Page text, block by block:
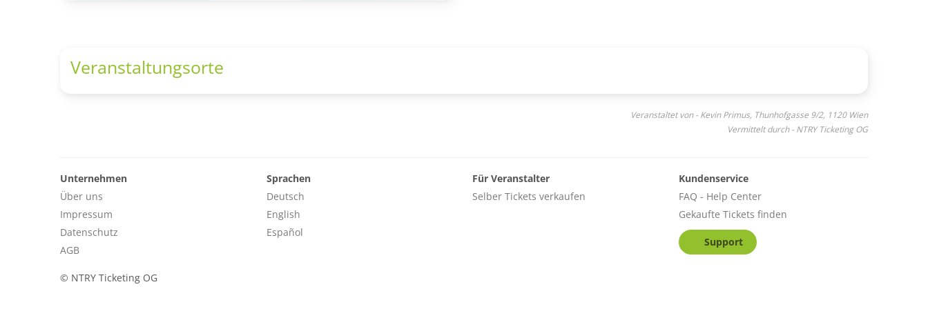
Veranstaltungsorte
Veranstaltet von - Kevin Primus, Thunhofgasse 9/2, 1120 Wien
Vermittelt durch - NTRY Ticketing OG
Unternehmen
Über uns
Impressum
Datenschutz
AGB
Sprachen
Deutsch
English
Español
Für Veranstalter
Selber Tickets verkaufen
Kundenservice
FAQ - Help Center
Gekaufte Tickets finden
Support
© NTRY Ticketing OG